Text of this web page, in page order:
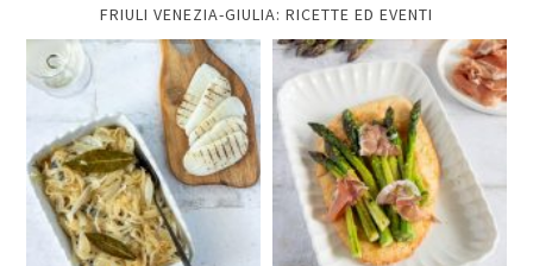
FRIULI VENEZIA-GIULIA: RICETTE ED EVENTI